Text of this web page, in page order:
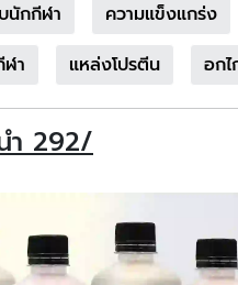
นักกีฬา ความแข็งแกร่ง
า
แหล่งโปรตีน อก
ำ 292/